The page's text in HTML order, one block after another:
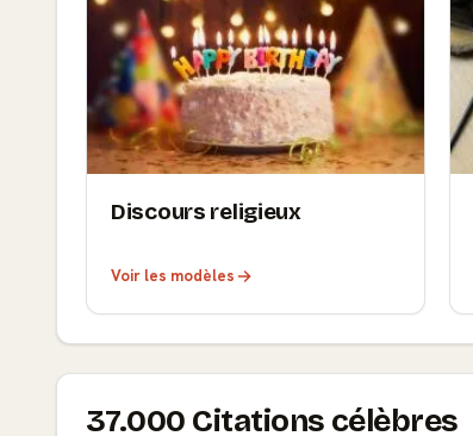
Discours religieux
Voir les modèles
37.000 Citations célèbres